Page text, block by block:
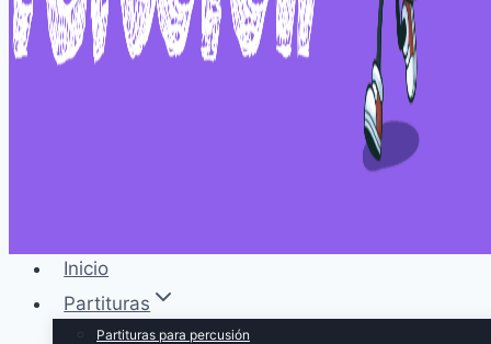
Inicio
Partituras
Partituras para percusión